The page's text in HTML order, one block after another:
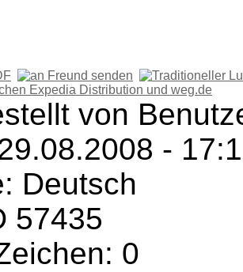
von
-
Deutsch
57435
0